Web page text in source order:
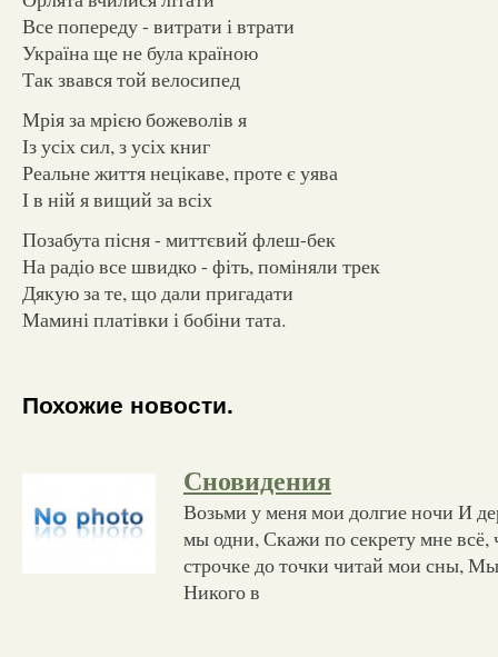
Все попереду - витрати і втрати
Україна ще не була країною
Так звався той велосипед
Мрія за мрією божеволів я
Із усіх сил, з усіх книг
Реальне життя нецікаве, проте є уява
І в ній я вищий за всіх
Позабута пісня - миттєвий флеш-бек
На радіо все швидко - фіть, поміняли трек
Дякую за те, що дали пригадати
Мамині платівки і бобіни тата.
Похожие новости.
Сновидения
Возьми у меня мои долгие ночи И
мы одни, Скажи по секрету мне
строчке до точки читай мои сны,
Никого в